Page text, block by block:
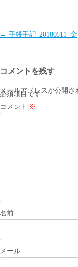
投
ビ
ゲ
ー
← 手帳手記_20180511_金
コメントを残す
メールアドレスが公開さ
必須項目です
コメント ※
名前
メール